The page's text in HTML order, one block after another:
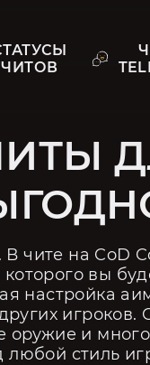
ЧИТОВ
чите на CoD
вы
настройка
игроков.
и
любой стиль